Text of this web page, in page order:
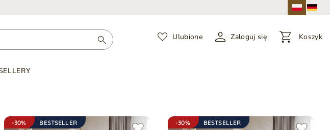
Ulubione Zaloguj się Koszyk
-30% BESTSELLER -30% BESTSELLER